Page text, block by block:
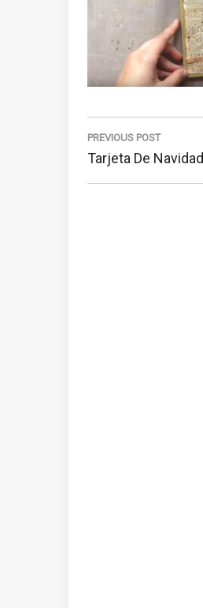
Navegación
de
entradas
PREVIOUS POST
Previous
Post:
Tarjeta De Navidad